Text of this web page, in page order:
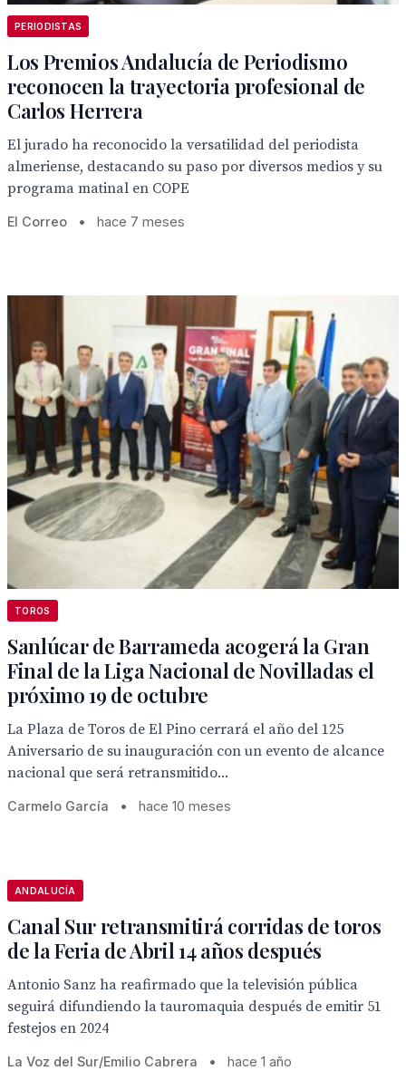
PERIODISTAS
Los Premios Andalucía de Periodismo
reconocen la trayectoria profesional de
Carlos Herrera
El jurado ha reconocido la versatilidad del periodista
almeriense, destacando su paso por diversos medios y su
programa matinal en COPE
El Correo • hace 7 meses
TOROS
Sanlúcar de Barrameda acogerá la Gran
Final de la Liga Nacional de Novilladas el
próximo 19 de octubre
La Plaza de Toros de El Pino cerrará el año del 125
Aniversario de su inauguración con un evento de alcance
nacional que será retransmitido...
Carmelo García • hace 10 meses
ANDALUCÍA
Canal Sur retransmitirá corridas de toros
de la Feria de Abril 14 años después
Antonio Sanz ha reafirmado que la televisión pública
seguirá difundiendo la tauromaquia después de emitir 51
festejos en 2024
La Voz del Sur/Emilio Cabrera • hace 1 año